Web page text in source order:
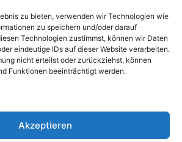
zu bieten, verwenden wir Technologien wie
zu speichern und/oder darauf
Technologien zustimmst, können wir Daten
eindeutige IDs auf dieser Website verarbeiten.
nicht erteilst oder zurückziehst, können
Funktionen beeinträchtigt werden.
Akzeptieren